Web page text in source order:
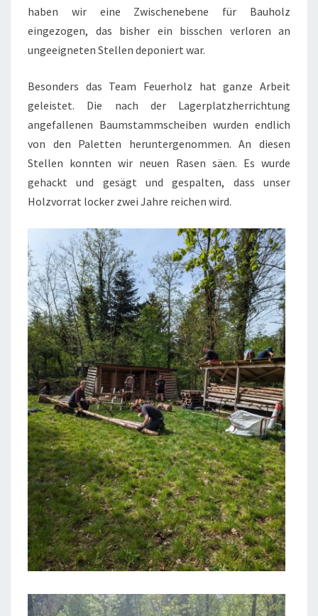
haben wir eine Zwischenebene für Bauholz
eingezogen, das bisher ein bisschen verloren an
ungeeigneten Stellen deponiert war.
Besonders das Team Feuerholz hat ganze Arbeit
geleistet. Die nach der Lagerplatzherrichtung
angefallenen Baumstammscheiben wurden endlich
von den Paletten heruntergenommen. An diesen
Stellen konnten wir neuen Rasen säen. Es wurde
gehackt und gesägt und gespalten, dass unser
Holzvorrat locker zwei Jahre reichen wird.